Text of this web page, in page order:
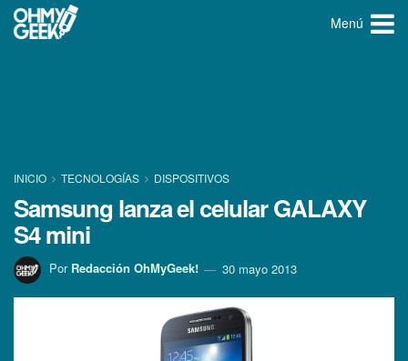
Menú
INICIO TECNOLOGÍ­AS DISPOSITIVOS
Samsung lanza el celular GALAXY
S4 mini
Por Redacción OhMyGeek! 30 mayo 2013